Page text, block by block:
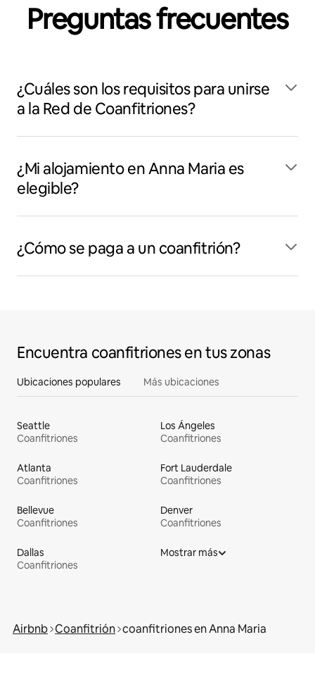
Preguntas frecuentes
¿Cuáles son los requisitos para unirse
a la Red de Coanfitriones?
¿Mi alojamiento en Anna Maria es
elegible?
¿Cómo se paga a un coanfitrión?
Encuentra coanfitriones en tus zonas
Ubicaciones populares Más ubicaciones
Seattle
Coanfitriones
Los Ángeles
Coanfitriones
Atlanta
Coanfitriones
Fort Lauderdale
Coanfitriones
Bellevue
Coanfitriones
Denver
Coanfitriones
Dallas
Coanfitriones
Mostrar más
Airbnb Coanfitrión coanfitriones en Anna Maria